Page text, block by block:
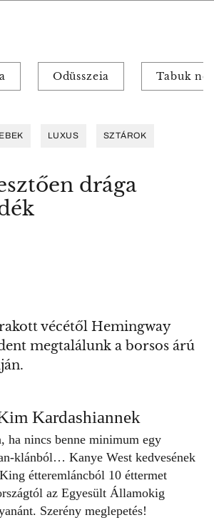
Odüsszeia Tabuk
LUXUS SZTÁROK
drága
vécétől Hemingway
megtalálunk a borsos árú
Kardashiannek
ha nincs benne minimum egy
klánból… Kanye West kedvesének
étteremláncból 10 éttermet
az Egyesült Államokig
Szerény meglepetés!